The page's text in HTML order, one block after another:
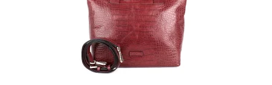
Skladem
16675
Gianni Conti
2 roky